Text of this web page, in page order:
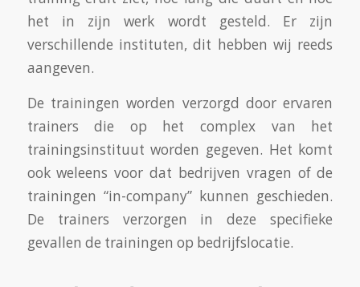
het in zijn werk wordt gesteld. Er zijn
verschillende instituten, dit hebben wij reeds
aangeven.
De trainingen worden verzorgd door ervaren
trainers die op het complex van het
trainingsinstituut worden gegeven. Het komt
ook weleens voor dat bedrijven vragen of de
trainingen “in-company” kunnen geschieden.
De trainers verzorgen in deze specifieke
gevallen de trainingen op bedrijfslocatie.